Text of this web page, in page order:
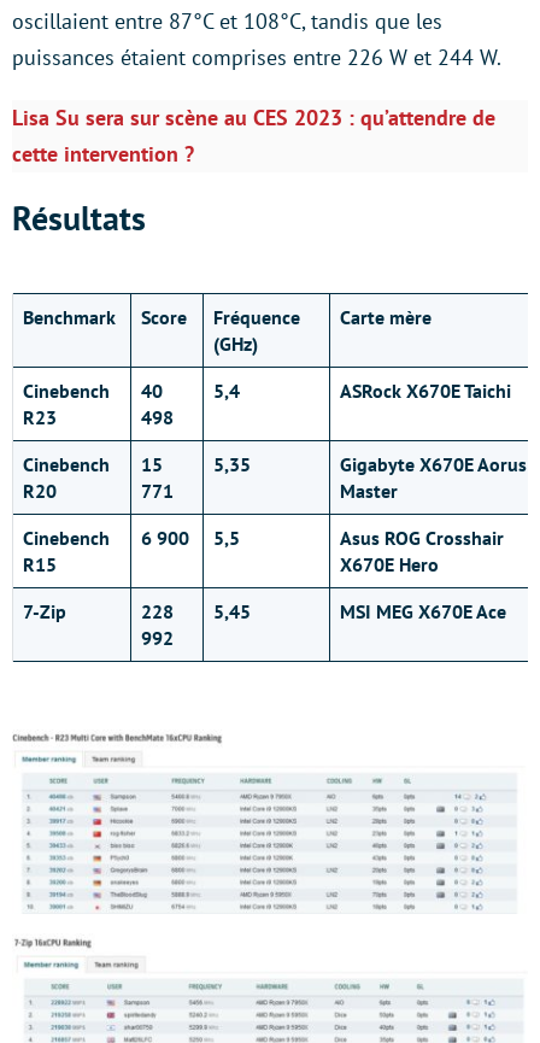
oscillaient entre 87°C et 108°C, tandis que les
puissances étaient comprises entre 226 W et 244 W.
Lisa Su sera sur scène au CES 2023 : qu’attendre de
cette intervention ?
Résultats
Benchmark Score
Fréquence
(GHz)
Carte mère
Cinebench
R23
40
498
5,4 ASRock X670E Taichi
Cinebench
R20
15
771
5,35
Gigabyte X670E Aorus
Master
Cinebench
R15
6 900 5,5
Asus ROG Crosshair
X670E Hero
7-Zip
228
992
5,45 MSI MEG X670E Ace